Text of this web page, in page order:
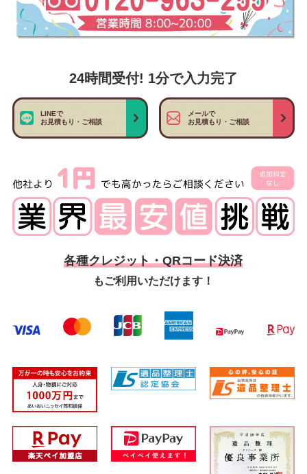
24時間受付! 1分で入力完了
LINEで
お見積もり・ご相談
メールで
お見積もり・ご相談
各種クレジット・QRコード決済
もご利用いただけます！